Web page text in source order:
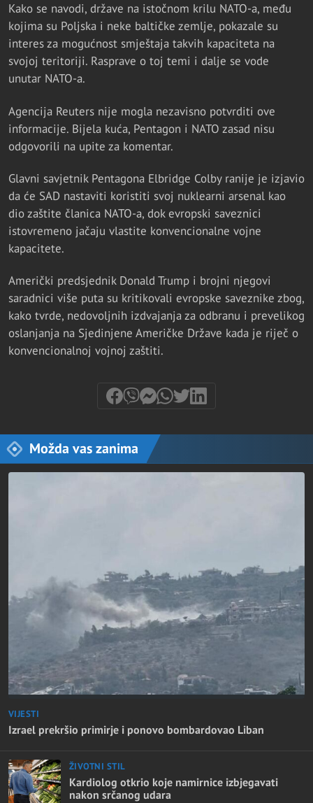
Kako se navodi, države na istočnom krilu NATO-a, među
kojima su Poljska i neke baltičke zemlje, pokazale su
interes za mogućnost smještaja takvih kapaciteta na
svojoj teritoriji. Rasprave o toj temi i dalje se vode
unutar NATO-a.
Agencija Reuters nije mogla nezavisno potvrditi ove
informacije. Bijela kuća, Pentagon i NATO zasad nisu
odgovorili na upite za komentar.
Glavni savjetnik Pentagona Elbridge Colby ranije je izjavio
da će SAD nastaviti koristiti svoj nuklearni arsenal kao
dio zaštite članica NATO-a, dok evropski saveznici
istovremeno jačaju vlastite konvencionalne vojne
kapacitete.
Američki predsjednik Donald Trump i brojni njegovi
saradnici više puta su kritikovali evropske saveznike zbog,
kako tvrde, nedovoljnih izdvajanja za odbranu i prevelikog
oslanjanja na Sjedinjene Američke Države kada je riječ o
konvencionalnoj vojnoj zaštiti.
Možda vas zanima
VIJESTI
Izrael prekršio primirje i ponovo bombardovao Liban
ŽIVOTNI STIL
Kardiolog otkrio koje namirnice izbjegavati
nakon srčanog udara